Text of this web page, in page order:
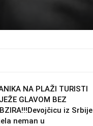
NA PLAŽI TURISTI
GLAVOM BEZ
iz Srbije
neman u